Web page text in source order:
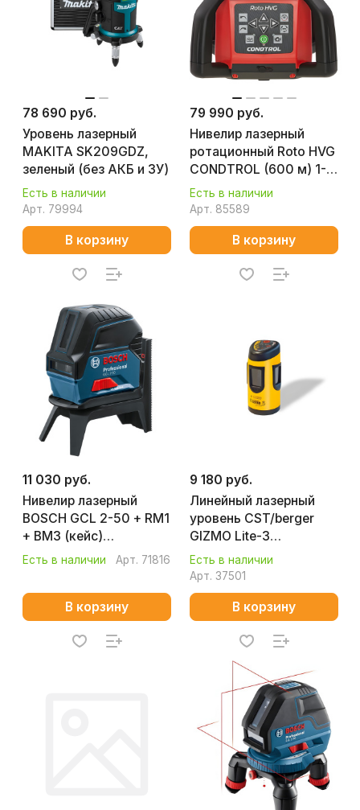
78 690 руб.
Уровень лазерный
MAKITA SK209GDZ,
зеленый (без АКБ и ЗУ)
Есть в наличии
Арт. 79994
В корзину
79 990 руб.
Нивелир лазерный
ротационный Roto HVG
CONDTROL (600 м) 1-
7-029
Есть в наличии
Арт. 85589
В корзину
11 030 руб.
Нивелир лазерный
BOSCH GCL 2-50 + RM1
+ BM3 (кейс)
0601066F02
Есть в наличии Арт. 71816
В корзину
9 180 руб.
Линейный лазерный
уровень CST/berger
GIZMO Lite-3
F034063900
Есть в наличии
Арт. 37501
В корзину